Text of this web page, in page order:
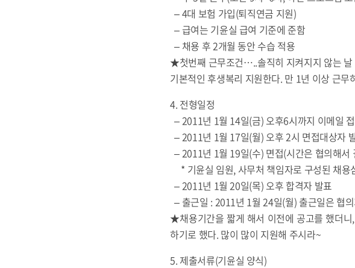
– 4대 보험 가입(퇴직연금 지원)
– 급여는 기윤실 급여 기준에 준함
– 채용 후 2개월 동안 수습 적용
★첫번째 근무조건…..솔직히 지켜지지 않는 날
기본적인 후생복리 지원한다. 만 1년 이상 근
4. 전형일정
– 2011년 1월 14일(금) 오후6시까지 이메일
– 2011년 1월 17일(월) 오후 2시 면접대상자
– 2011년 1월 19일(수) 면접(시간은 협의해서
* 기윤실 임원, 사무처 책임자로 구성된 채용
– 2011년 1월 20일(목) 오후 합격자 발표
– 출근일 : 2011년 1월 24일(월) 출근일은 협
★채용기간을 짧게 해서 이전에 공고를 했더
하기로 했다. 많이 많이 지원해 주시라~
5. 제출서류(기윤실 양식)